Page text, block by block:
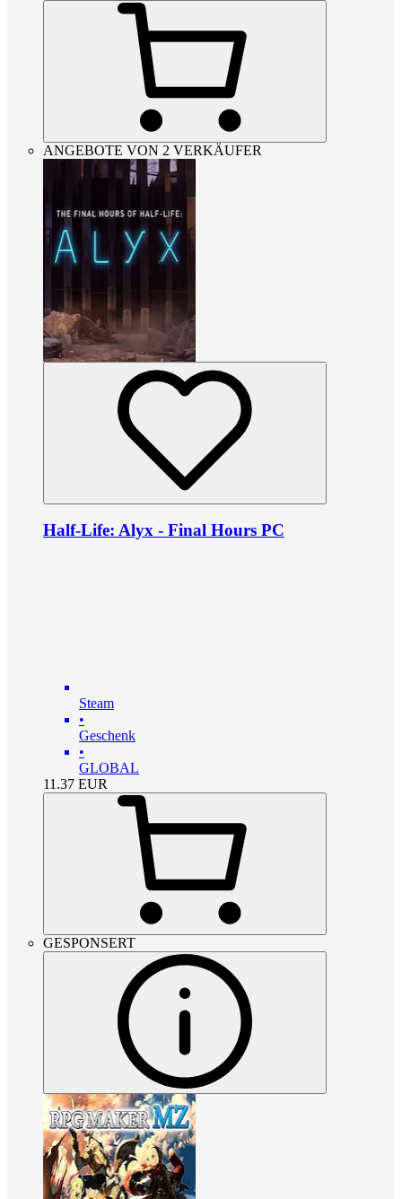
ANGEBOTE VON 2 VERKÄUFER
Half-Life: Alyx - Final Hours PC
Steam
•
Geschenk
•
GLOBAL
11.37 EUR
GESPONSERT